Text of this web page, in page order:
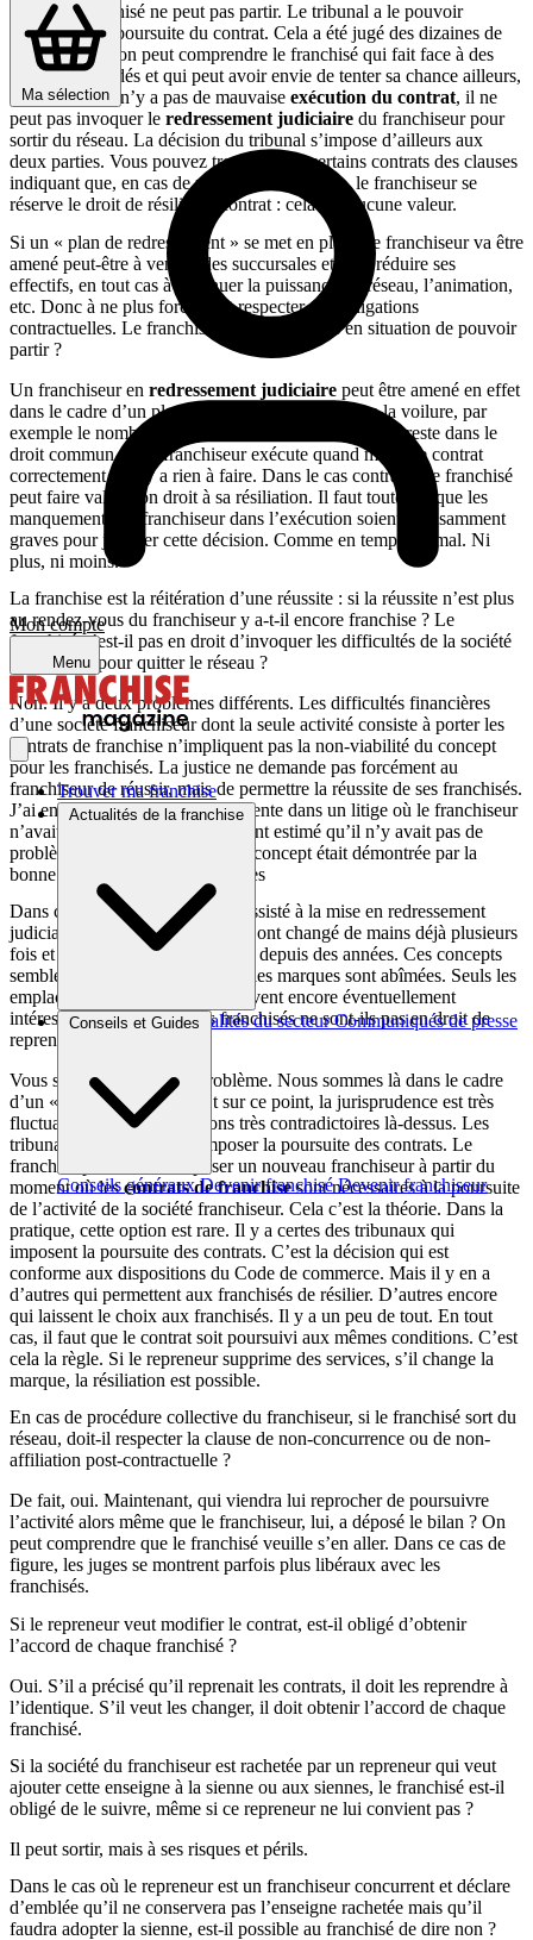
Ma sélection
Mon compte
Menu
Trouver ma franchise
Actualités de la franchise
Brèves et actus Actualités du secteur Communiqués de presse
Conseils et Guides
Conseils généraux Devenir franchisé Devenir franchiseur
Non. Le franchisé ne peut pas partir. Le tribunal a le pouvoir
d’ordonner la poursuite du contrat. Cela a été jugé des dizaines de
fois. Bien sûr, on peut comprendre le franchisé qui fait face à des
services dégradés et qui peut avoir envie de tenter sa chance ailleurs,
mais tant qu’il n’y a pas de mauvaise exécution du contrat, il ne
peut pas invoquer le redressement judiciaire du franchiseur pour
sortir du réseau. La décision du tribunal s’impose d’ailleurs aux
deux parties. Vous pouvez trouver dans certains contrats des clauses
indiquant que, en cas de procédure collective, le franchiseur se
réserve le droit de résilier le contrat : cela n’a aucune valeur.
Si un « plan de redressement » se met en place, le franchiseur va être
amené peut-être à vendre des succursales et/ou à réduire ses
effectifs, en tout cas à diminuer la puissance du réseau, l’animation,
etc. Donc à ne plus forcément respecter ses obligations
contractuelles. Le franchisé n’est-il pas alors en situation de pouvoir
partir ?
Un franchiseur en redressement judiciaire peut être amené en effet
dans le cadre d’un plan de redressement à réduire la voilure, par
exemple le nombre d’animateurs. Mais là encore, on reste dans le
droit commun : si le franchiseur exécute quand même le contrat
correctement, il n’y a rien à faire. Dans le cas contraire, le franchisé
peut faire valoir son droit à sa résiliation. Il faut toutefois que les
manquements du franchiseur dans l’exécution soient suffisamment
graves pour justifier cette décision. Comme en temps normal. Ni
plus, ni moins.
La franchise est la réitération d’une réussite : si la réussite n’est plus
au rendez-vous du franchiseur y a-t-il encore franchise ? Le
franchisé n’est-il pas en droit d’invoquer les difficultés de la société
franchiseur pour quitter le réseau ?
Non. Il y a deux problèmes différents. Les difficultés financières
d’une société franchiseur dont la seule activité consiste à porter les
contrats de franchise n’impliquent pas la non-viabilité du concept
pour les franchisés. La justice ne demande pas forcément au
franchiseur de réussir, mais de permettre la réussite de ses franchisés.
J’ai en exemple une décision récente dans un litige où le franchiseur
n’avait pas de pilote. Les juges ont estimé qu’il n’y avait pas de
problème puisque la viabilité du concept était démontrée par la
bonne santé des unités franchisées
Dans certains cas récents, on a assisté à la mise en redressement
judiciaire de réseaux anciens qui ont changé de mains déjà plusieurs
fois et connaissent des difficultés depuis des années. Ces concepts
semblent désormais sans avenir, les marques sont abîmées. Seuls les
emplacements des magasins peuvent encore éventuellement
intéresser un repreneur. Les franchisés ne sont-ils pas en droit de
reprendre leur liberté ?
Vous soulevez là un vrai problème. Nous sommes là dans le cadre
d’un « plan de cession ». Et sur ce point, la jurisprudence est très
fluctuante. Il y a des décisions très contradictoires là-dessus. Les
tribunaux sont en droit d’imposer la poursuite des contrats. Le
franchisé peut se voir imposer un nouveau franchiseur à partir du
moment où lescontrats de franchisesont nécessaires à la poursuite
de l’activité de la société franchiseur. Cela c’est la théorie. Dans la
pratique, cette option est rare. Il y a certes des tribunaux qui
imposent la poursuite des contrats. C’est la décision qui est
conforme aux dispositions du Code de commerce. Mais il y en a
d’autres qui permettent aux franchisés de résilier. D’autres encore
qui laissent le choix aux franchisés. Il y a un peu de tout. En tout
cas, il faut que le contrat soit poursuivi aux mêmes conditions. C’est
cela la règle. Si le repreneur supprime des services, s’il change la
marque, la résiliation est possible.
En cas de procédure collective du franchiseur, si le franchisé sort du
réseau, doit-il respecter la clause de non-concurrence ou de non-
affiliation post-contractuelle ?
De fait, oui. Maintenant, qui viendra lui reprocher de poursuivre
l’activité alors même que le franchiseur, lui, a déposé le bilan ? On
peut comprendre que le franchisé veuille s’en aller. Dans ce cas de
figure, les juges se montrent parfois plus libéraux avec les
franchisés.
Si le repreneur veut modifier le contrat, est-il obligé d’obtenir
l’accord de chaque franchisé ?
Oui. S’il a précisé qu’il reprenait les contrats, il doit les reprendre à
l’identique. S’il veut les changer, il doit obtenir l’accord de chaque
franchisé.
Si la société du franchiseur est rachetée par un repreneur qui veut
ajouter cette enseigne à la sienne ou aux siennes, le franchisé est-il
obligé de le suivre, même si ce repreneur ne lui convient pas ?
Il peut sortir, mais à ses risques et périls.
Dans le cas où le repreneur est un franchiseur concurrent et déclare
d’emblée qu’il ne conservera pas l’enseigne rachetée mais qu’il
faudra adopter la sienne, est-il possible au franchisé de dire non ?